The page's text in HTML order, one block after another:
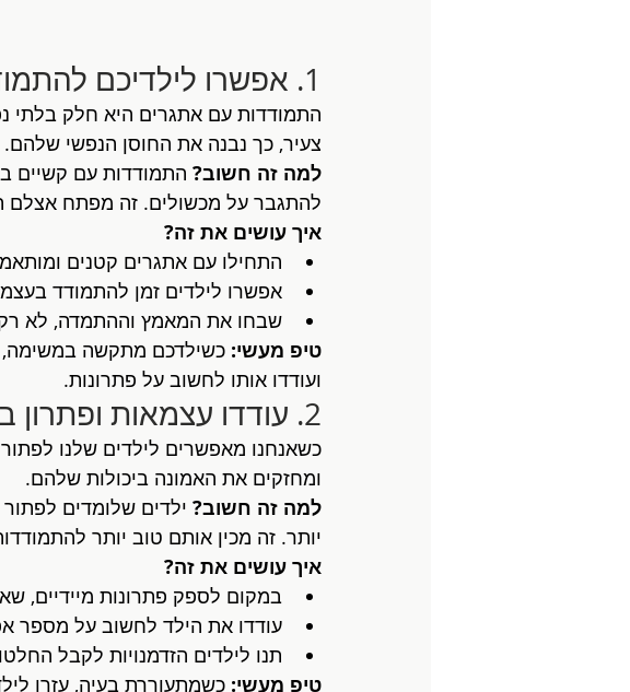
1. אפשרו לילדיכם להתמודד עם קשיים
התמודדות עם אתגרים היא חלק בלתי
צעיר, כך נבנה את החוסן הנפשי שלהם.
למה זה חשוב? התמודדות עם קשיים
להתגבר על מכשולים. זה מפתח אצלם
איך עושים את זה?
התחילו עם אתגרים קטנים
אפשרו לילדים זמן להתמודד
שבחו את המאמץ וההתמדה, לא
טיפ מעשי: כשילדכם מתקשה במשימה,
ועודדו אותו לחשוב על פתרונות.
2. עודדו עצמאות ופתרון בעיות
כשאנחנו מאפשרים לילדים שלנו
ומחזקים את האמונה ביכולות שלהם.
למה זה חשוב? ילדים שלומדים
יותר. זה מכין אותם טוב יותר
איך עושים את זה?
במקום לספק פתרונות מיידיים,
עודדו את הילד לחשוב על מספר
תנו לילדים הזדמנויות לקבל
טיפ מעשי: כשמתעוררת בעיה, עזרו